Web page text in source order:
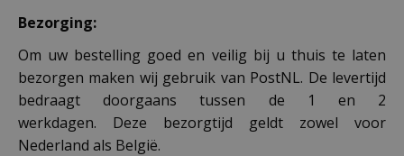
Bezorging:
Om uw bestelling goed en veilig bij u thuis te laten
bezorgen maken wij gebruik van PostNL. De levertijd
bedraagt doorgaans tussen de 1 en 2
werkdagen. Deze bezorgtijd geldt zowel voor
Nederland als België.